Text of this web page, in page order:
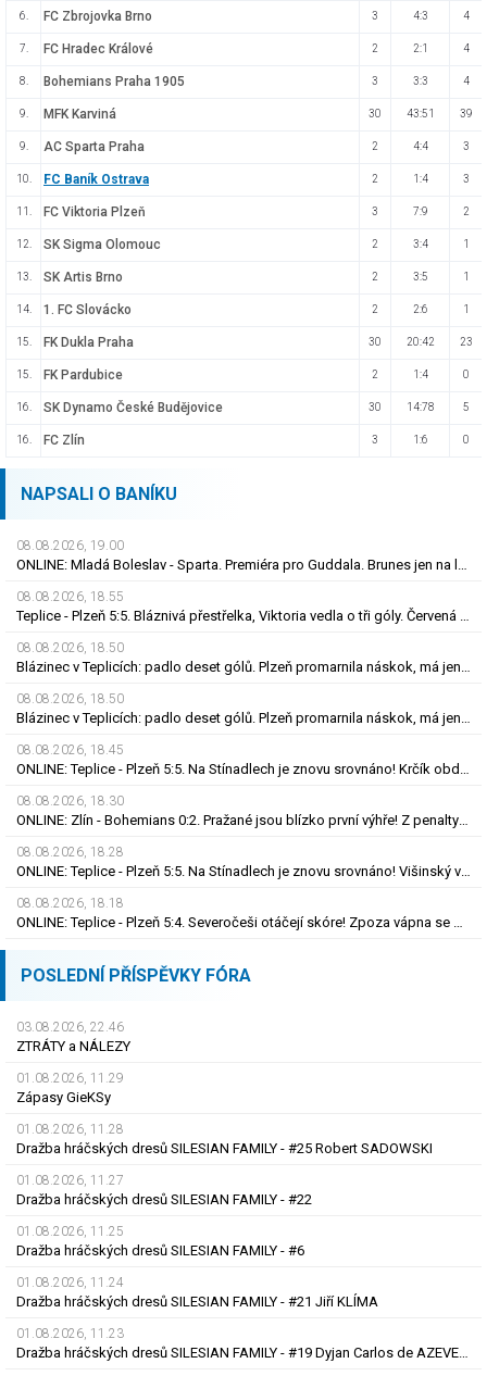
6. FC Zbrojovka Brno 3 4:3 4
7. FC Hradec Králové 2 2:1 4
8. Bohemians Praha 1905 3 3:3 4
9. MFK Karviná 30 43:51 39
9. AC Sparta Praha 2 4:4 3
10. FC Baník Ostrava 2 1:4 3
11. FC Viktoria Plzeň 3 7:9 2
12. SK Sigma Olomouc 2 3:4 1
13. SK Artis Brno 2 3:5 1
14. 1. FC Slovácko 2 2:6 1
15. FK Dukla Praha 30 20:42 23
15. FK Pardubice 2 1:4 0
16. SK Dynamo České Budějovice 30 14:78 5
16. FC Zlín 3 1:6 0
NAPSALI O BANÍKU
08.08.2026, 19.00
ONLINE: Mladá Boleslav - Sparta. Premiéra pro Guddala. Brunes jen na lavičce, hraje Vojta
08.08.2026, 18.55
Teplice - Plzeň 5:5. Bláznivá přestřelka, Viktoria vedla o tři góly. Červená pro Krčíka
08.08.2026, 18.50
Blázinec v Teplicích: padlo deset gólů. Plzeň promarnila náskok, má jen bod
08.08.2026, 18.50
Blázinec v Teplicích: padlo deset gólů. Plzeň promarnila náskok, má jen bod
08.08.2026, 18.45
ONLINE: Teplice - Plzeň 5:5. Na Stínadlech je znovu srovnáno! Krčík obdržel červenou kartu
08.08.2026, 18.30
ONLINE: Zlín - Bohemians 0:2. Pražané jsou blízko první výhře! Z penalty zvýšil Čermák
08.08.2026, 18.28
ONLINE: Teplice - Plzeň 5:5. Na Stínadlech je znovu srovnáno! Višinský vrací Viktorii do hry
08.08.2026, 18.18
ONLINE: Teplice - Plzeň 5:4. Severočeši otáčejí skóre! Zpoza vápna se prosadil Fortelný
POSLEDNÍ PŘÍSPĚVKY FÓRA
03.08.2026, 22.46
ZTRÁTY a NÁLEZY
01.08.2026, 11.29
Zápasy GieKSy
01.08.2026, 11.28
Dražba hráčských dresů SILESIAN FAMILY - #25 Robert SADOWSKI
01.08.2026, 11.27
Dražba hráčských dresů SILESIAN FAMILY - #22
01.08.2026, 11.25
Dražba hráčských dresů SILESIAN FAMILY - #6
01.08.2026, 11.24
Dražba hráčských dresů SILESIAN FAMILY - #21 Jiří KLÍMA
01.08.2026, 11.23
Dražba hráčských dresů SILESIAN FAMILY - #19 Dyjan Carlos de AZEVEDO